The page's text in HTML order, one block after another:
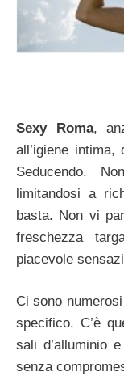
Sexy Roma,
all’igiene
Seducendo.
limitandosi a
basta. Non vi
freschezza
piacevole
Ci sono
specifico. C’è
sali d’alluminio
senza